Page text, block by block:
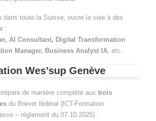
dans toute la Suisse, ouvre la voie à des
:
AI Consultant, Digital Transformation
Manager, Business Analyst IA, etc.
Wes’sup Genève
de manière complète aux trois
du Brevet fédéral (ICT-Formation
– règlement du 07.10.2025) :